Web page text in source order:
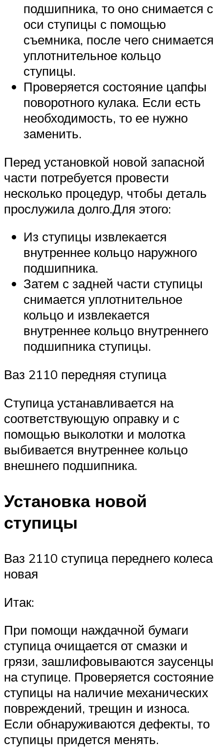
подшипника, то оно снимается с
оси ступицы с помощью
съемника, после чего снимается
уплотнительное кольцо
ступицы.
Проверяется состояние цапфы
поворотного кулака. Если есть
необходимость, то ее нужно
заменить.
Перед установкой новой запасной
части потребуется провести
несколько процедур, чтобы деталь
прослужила долго.Для этого:
Из ступицы извлекается
внутреннее кольцо наружного
подшипника.
Затем с задней части ступицы
снимается уплотнительное
кольцо и извлекается
внутреннее кольцо внутреннего
подшипника ступицы.
Ваз 2110 передняя ступица
Ступица устанавливается на
соответствующую оправку и с
помощью выколотки и молотка
выбивается внутреннее кольцо
внешнего подшипника.
Установка новой
ступицы
Ваз 2110 ступица переднего колеса
новая
Итак:
При помощи наждачной бумаги
ступица очищается от смазки и
грязи, зашлифовываются заусенцы
на ступице. Проверяется состояние
ступицы на наличие механических
повреждений, трещин и износа.
Если обнаруживаются дефекты, то
ступицы придется менять.